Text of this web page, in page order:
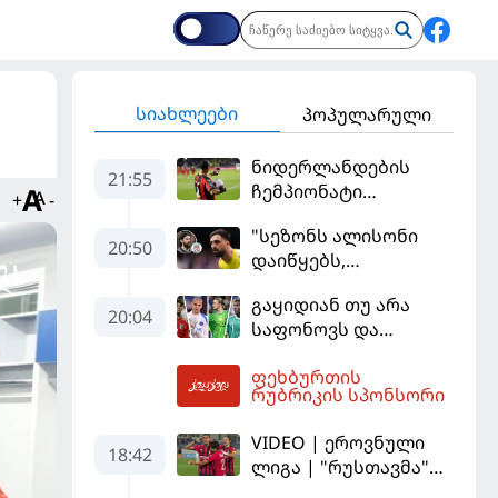
+ -
სიახლეები პოპულარული
21:55
ნიდერლანდების
ჩემპიონატი
გაიხსნა - ის მატჩის
MVP გახდა
20:50
"სეზონს ალისონი
დაიწყებს,
შანსის
გამოსაყენებლად
სჭირდება,
რომელსაც 100%-ით
მიიღებს" - განაცხადა
"ლივერპულის"
ყოფილმა მეკარემ
20:04
გაყიდიან თუ არა
საფონოვს და
იქნება პსჟ-ს
ძირითადი მეკარე?
ფეხბურთის
რუბრიკის სპონსორი
18:42
VIDEO | ეროვნული
ლიგა | "რუსთავმა"